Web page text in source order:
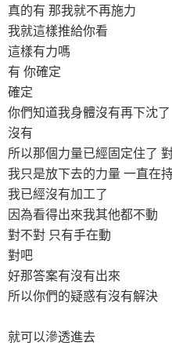
真的有 那我就不再施力
我就這樣推給你看
這樣有力嗎
有 你確定
確定
你們知道我身體沒有再下沈了
沒有
所以那個力量已經固定住了
我只是放下去的力量 一直在
我已經沒有加工了
因為看得出來我其他都不動
對不對 只有手在動
對吧
好那答案有沒有出來
所以你們的疑惑有沒有解決
就可以滲透進去